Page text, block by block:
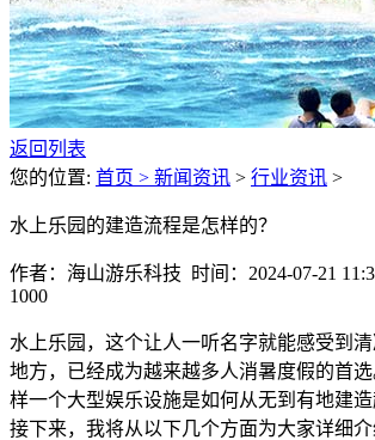
返回列表
您的位置: 首页 > 新闻资讯 > 行业资讯 >
水上乐园的建造流程是怎样的？
作者：海山游乐科技 时间：2024-07-21
1000
水上乐园，这个让人一听名字就能感受到
地方，已经成为越来越多人消暑度假的首
样一个大型娱乐设施是如何从无到有地建造
接下来，我将从以下几个方面为大家详细